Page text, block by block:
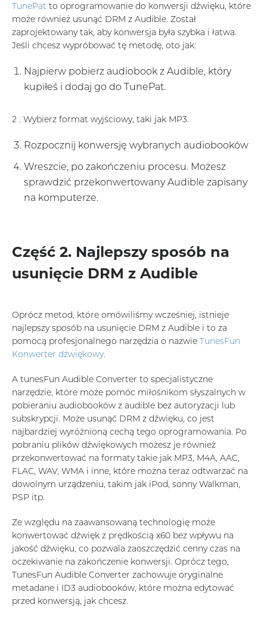
TunePat to oprogramowanie do konwersji dźwięku, które
może również usunąć DRM z Audible. Został
zaprojektowany tak, aby konwersja była szybka i łatwa.
Jeśli chcesz wypróbować tę metodę, oto jak:
Najpierw pobierz audiobook z Audible, który
kupiłeś i dodaj go do TunePat.
2 . Wybierz format wyjściowy, taki jak MP3.
Rozpocznij konwersję wybranych audiobooków
Wreszcie, po zakończeniu procesu. Możesz
sprawdzić przekonwertowany Audible zapisany
na komputerze.
Część 2. Najlepszy sposób na
usunięcie DRM z Audible
Oprócz metod, które omówiliśmy wcześniej, istnieje
najlepszy sposób na usunięcie DRM z Audible i to za
pomocą profesjonalnego narzędzia o nazwie TunesFun
Konwerter dźwiękowy.
A tunesFun Audible Converter to specjalistyczne
narzędzie, które może pomóc miłośnikom słyszalnych w
pobieraniu audiobooków z audible bez autoryzacji lub
subskrypcji. Może usunąć DRM z dźwięku, co jest
najbardziej wyróżnioną cechą tego oprogramowania. Po
pobraniu plików dźwiękowych możesz je również
przekonwertować na formaty takie jak MP3, M4A, AAC,
FLAC, WAV, WMA i inne, które można teraz odtwarzać na
dowolnym urządzeniu, takim jak iPod, sonny Walkman,
PSP itp.
Ze względu na zaawansowaną technologię może
konwertować dźwięk z prędkością x60 bez wpływu na
jakość dźwięku, co pozwala zaoszczędzić cenny czas na
oczekiwanie na zakończenie konwersji. Oprócz tego,
TunesFun Audible Converter zachowuje oryginalne
metadane i ID3 audiobooków, które można edytować
przed konwersją, jak chcesz.